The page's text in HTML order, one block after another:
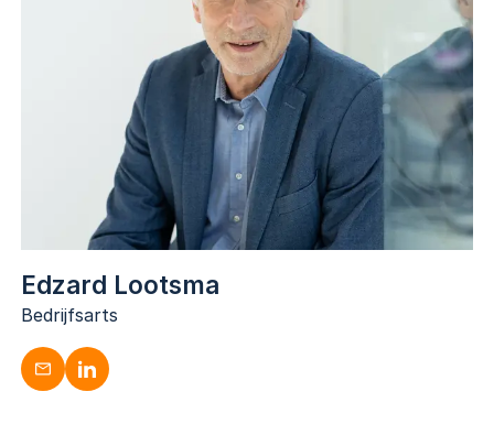
www.linkedin.com/in/yilmaz-akcay/
Edzard Lootsma
Bedrijfsarts